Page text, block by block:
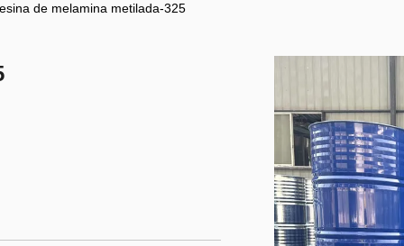
de melamina metilada-325